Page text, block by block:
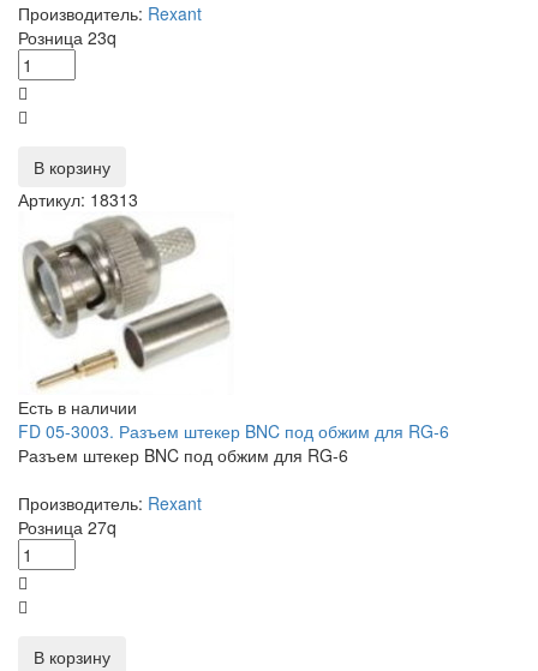
Производитель: Rexant
Розница 23q
В корзину
Артикул: 18313
Есть в наличии
FD 05-3003. Разъем штекер BNC под обжим для RG-6
Разъем штекер BNC под обжим для RG-6
Производитель: Rexant
Розница 27q
В корзину